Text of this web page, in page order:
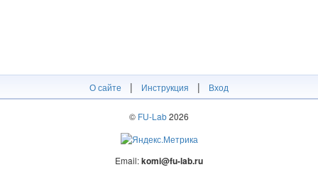
О сайте | Инструкция | Вход
© FU-Lab2026
Email:komi@fu-lab.ru